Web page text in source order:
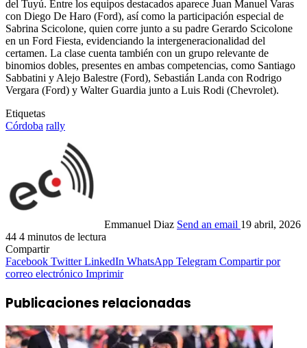
del Tuyú. Entre los equipos destacados aparece Juan Manuel Varas
con Diego De Haro (Ford), así como la participación especial de
Sabrina Scicolone, quien corre junto a su padre Gerardo Scicolone
en un Ford Fiesta, evidenciando la intergeneracionalidad del
certamen. La clase cuenta también con un grupo relevante de
binomios dobles, presentes en ambas competencias, como Santiago
Sabbatini y Alejo Balestre (Ford), Sebastián Landa con Rodrigo
Vergara (Ford) y Walter Guardia junto a Luis Rodi (Chevrolet).
Etiquetas
Córdoba rally
Emmanuel Diaz Send an email 19 abril, 2026
44 4 minutos de lectura
Compartir
Facebook Twitter LinkedIn WhatsApp Telegram Compartir por
correo electrónico Imprimir
Publicaciones relacionadas